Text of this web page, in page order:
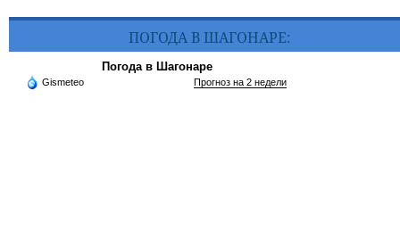
ПОГОДА В ШАГОНАРЕ:
Погода в Шагонаре
Gismeteo Прогноз на 2 недели